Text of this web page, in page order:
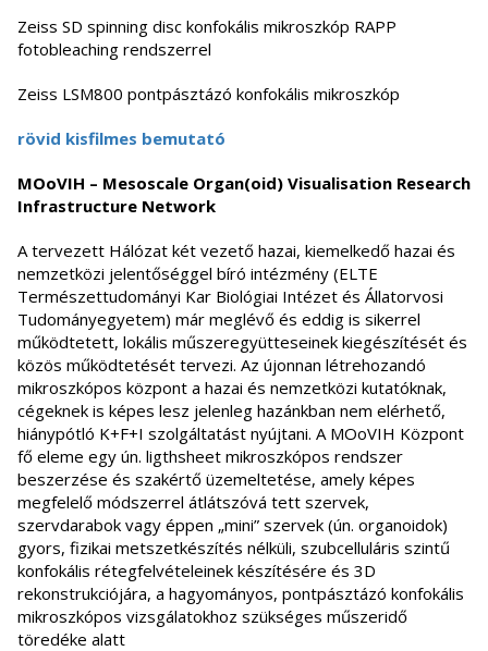
Zeiss SD spinning disc konfokális mikroszkóp RAPP
fotobleaching rendszerrel
Zeiss LSM800 pontpásztázó konfokális mikroszkóp
rövid kisfilmes bemutató
MOoVIH – Mesoscale Organ(oid) Visualisation Research
Infrastructure Network
A tervezett Hálózat két vezető hazai, kiemelkedő hazai és
nemzetközi jelentőséggel bíró intézmény (ELTE
Természettudományi Kar Biológiai Intézet és Állatorvosi
Tudományegyetem) már meglévő és eddig is sikerrel
működtetett, lokális műszeregyütteseinek kiegészítését és
közös működtetését tervezi. Az újonnan létrehozandó
mikroszkópos központ a hazai és nemzetközi kutatóknak,
cégeknek is képes lesz jelenleg hazánkban nem elérhető,
hiánypótló K+F+I szolgáltatást nyújtani. A MOoVIH Központ
fő eleme egy ún. ligthsheet mikroszkópos rendszer
beszerzése és szakértő üzemeltetése, amely képes
megfelelő módszerrel átlátszóvá tett szervek,
szervdarabok vagy éppen „mini” szervek (ún. organoidok)
gyors, fizikai metszetkészítés nélküli, szubcelluláris szintű
konfokális rétegfelvételeinek készítésére és 3D
rekonstrukciójára, a hagyományos, pontpásztázó konfokális
mikroszkópos vizsgálatokhoz szükséges műszeridő
töredéke alatt